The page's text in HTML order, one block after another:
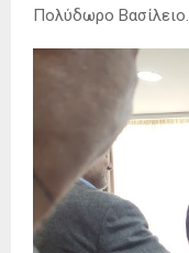
Πολύδωρο Βασίλειο.